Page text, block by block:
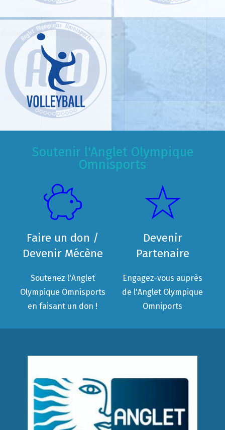
Soutenir l'Anglet Olympique
Omnisports
Faire un don /
Devenir Mécène
Soutenez l'Anglet
Olympique Omnisports
en faisant un don !
Devenir
Partenaire
Engagez-vous auprès
de l'Anglet Olympique
Omniports